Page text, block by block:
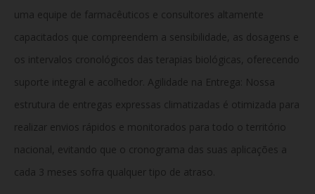
uma equipe de farmacêuticos e consultores altamente
capacitados que compreendem a sensibilidade, as dosagens e
os intervalos cronológicos das terapias biológicas, oferecendo
suporte integral e acolhedor. Agilidade na Entrega: Nossa
estrutura de entregas expressas climatizadas é otimizada para
realizar envios rápidos e monitorados para todo o território
nacional, evitando que o cronograma das suas aplicações a
cada 3 meses sofra qualquer tipo de atraso.